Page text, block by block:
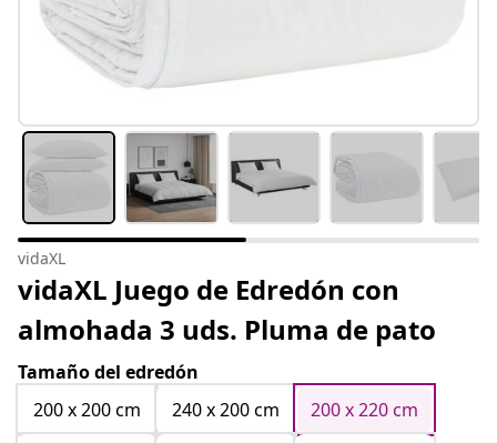
vidaXL
vidaXL Juego de Edredón con
almohada 3 uds. Pluma de pato
Tamaño del edredón
200 x 200 cm
240 x 200 cm
200 x 220 cm